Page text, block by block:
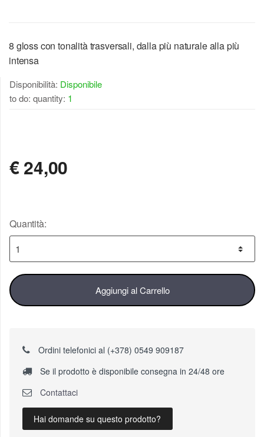
8 gloss con tonalità trasversali, dalla più naturale alla più
intensa
Disponibilità: Disponibile
to do: quantity: 1
€24,00
Quantità:
Aggiungi al Carrello
Ordini telefonici al (+378) 0549 909187
Se il prodotto è disponibile consegna in 24/48 ore
Contattaci
Hai domande su questo prodotto?